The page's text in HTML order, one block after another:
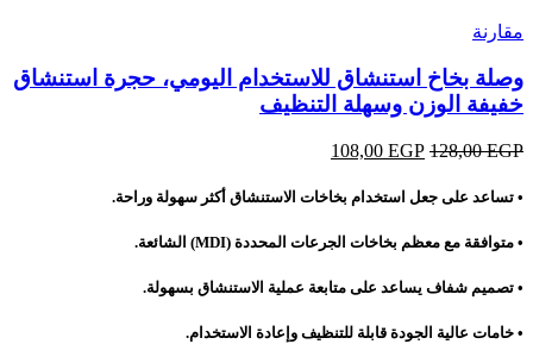
مقارنة
وصلة بخاخ استنشاق للاستخدام اليومي، حجرة استنشاق
خفيفة الوزن وسهلة التنظيف
128,00EGP
السعر
هو:
108,00 EGP
هو:
• تساعد على جعل استخدام بخاخات الاستنشاق أكثر سهولة وراحة.
• متوافقة مع معظم بخاخات الجرعات المحددة (MDI) الشائعة.
• تصميم شفاف يساعد على متابعة عملية الاستنشاق بسهولة.
• خامات عالية الجودة قابلة للتنظيف وإعادة الاستخدام.